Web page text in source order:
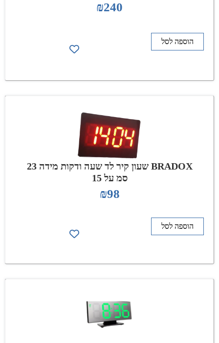
₪240
הוספה לסל
BRADOX שעון קיר לד שעה ודקות מידה 23
סמ על 15
₪98
הוספה לסל